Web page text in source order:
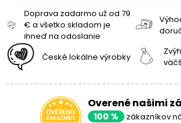
Doprava zadarmo už od 79
€ a všetko skladom je
ihneď na odoslanie
České lokálne výrobky
Overené našimi
100 % zákazníkov